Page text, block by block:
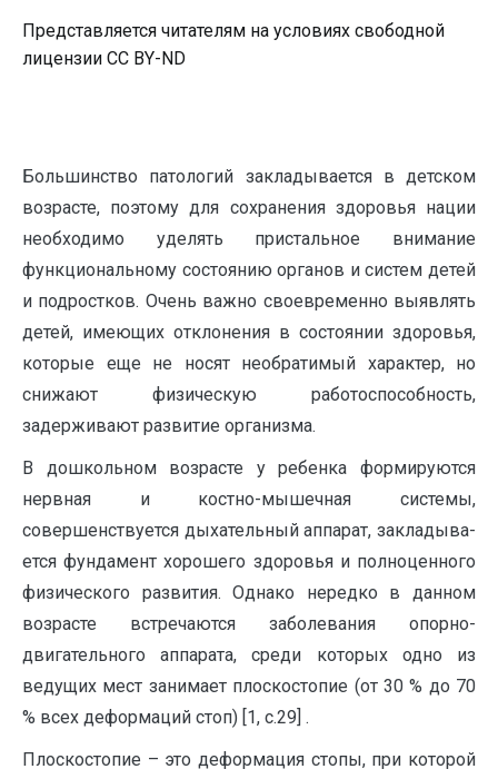
Представляется читателям на условиях свободной
лицензии CC BY-ND
Большинство патологий закладывается в детском
возрасте, поэтому для сохранения здоровья нации
необходимо уделять пристальное внимание
функциональному состоянию органов и систем детей
и подростков. Очень важно своевременно выявлять
детей, имеющих отклонения в состоянии здоровья,
которые еще не носят необратимый характер, но
снижают физическую работоспособность,
задерживают развитие организма.
В дошкольном возрасте у ребенка формируются
нервная и костно-мышечная системы,
совершенствуется дыхательный аппарат, закладыва­
ется фундамент хорошего здоровья и полноценного
физического развития. Однако нередко в данном
возрасте встречаются заболевания опорно-
двигательного аппарата, среди которых одно из
ведущих мест занимает плоскостопие (от 30 % до 70
% всех деформаций стоп) [1, с.29] .
Плоскостопие – это деформация стопы, при которой